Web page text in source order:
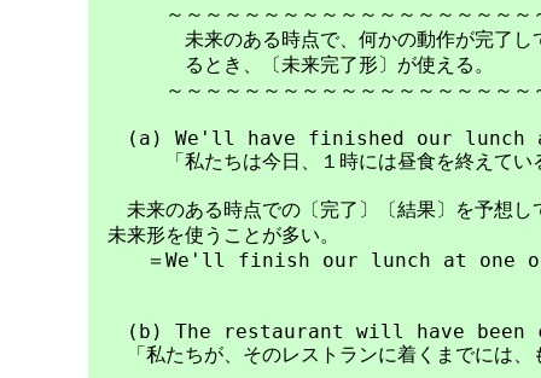
～～～～～～～～～～～～～～～～～～～
未来のある時点で、何かの動作が完了して
るとき、〔未来完了形〕が使える。
～～～～～～～～～～～～～～～～～～～
(a) We'll have finished our lunch
「私たちは今日、１時には昼食を終えてい
未来のある時点での〔完了〕〔結果〕を予想し
未来形を使うことが多い。
＝We'll finish our lunch at one
(b) The restaurant will have been
「私たちが、そのレストランに着くまでには、